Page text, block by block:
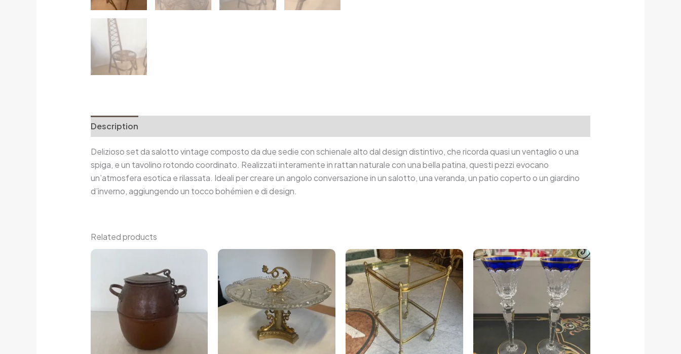
Description
Delizioso set da salotto vintage composto da due sedie con schienale alto dal design distintivo, che ricorda quasi un ventaglio o una
spiga, e un tavolino rotondo coordinato. Realizzati interamente in rattan naturale con una bella patina, questi pezzi evocano
un’atmosfera esotica e rilassata. Ideali per creare un angolo conversazione in un salotto, una veranda, un patio coperto o un giardino
d’inverno, aggiungendo un tocco bohémien e di design.
Related products